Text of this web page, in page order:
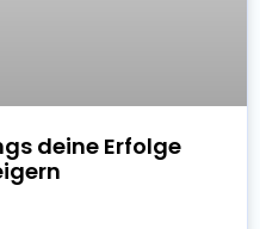
deine Erfolge